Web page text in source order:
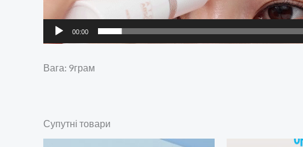
00:00
Вага: 9грам
Супутні товари